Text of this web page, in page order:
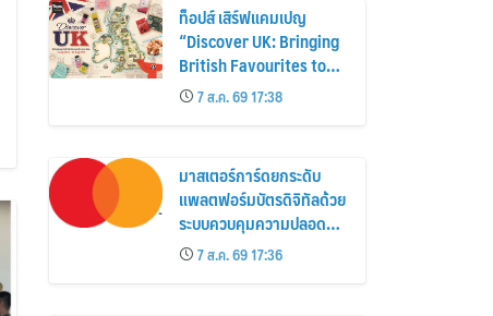
ท็อปส์ เสิร์ฟแคมเปญ
“Discover UK: Bringing
British Favourites to
You” ขนทัพของอร่อยและ
ไอเท็มฮิตจากสหราช
อาณาจักร ส่งตรงถึงมือ
ตั้งแต่วันนี้ – 18 สิงหาคมนี้
7 ส.ค. 69 17:38
มาสเตอร์การ์ดยกระดับ
แพลตฟอร์มบัตรดิจิทัลด้วย
ระบบควบคุมความปลอดภัย
ใหม่7 ส.ค. 69 17:36